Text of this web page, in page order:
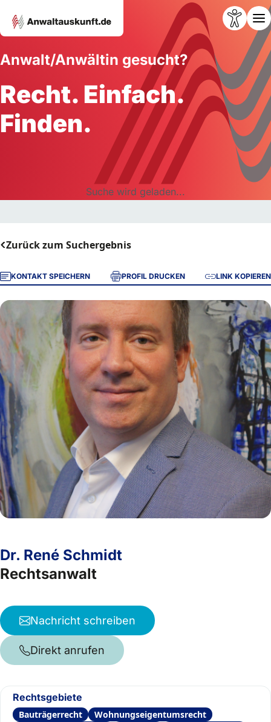
Anwalt/Anwältin gesucht?
Recht. Einfach.
Finden.
Suche wird geladen...
Zurück zum Suchergebnis
KONTAKT SPEICHERN PROFIL DRUCKEN LINK KOPIEREN
Dr. René Schmidt
Rechtsanwalt
Nachricht schreiben
Direkt anrufen
Rechtsgebiete
Bauträgerrecht
Wohnungseigentumsrecht